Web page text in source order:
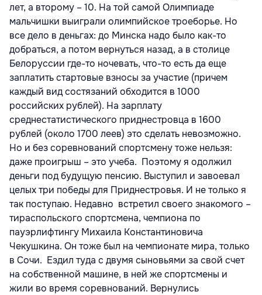
лет, а второму – 10. На той самой Олимпиаде
мальчишки выиграли олимпийское троеборье. Но
все дело в деньгах: до Минска надо было как-то
добраться, а потом вернуться назад, а в столице
Белоруссии где-то ночевать, что-то есть да еще
заплатить стартовые взносы за участие (причем
каждый вид состязаний обходится в 1000
российских рублей). На зарплату
среднестатистического приднестровца в 1600
рублей (около 1700 леев) это сделать невозможно.
Но и без соревнований спортсмену тоже нельзя:
даже проигрыш – это учеба. Поэтому я одолжил
деньги под будущую пенсию. Выступил и завоевал
целых три победы для Приднестровья. И не только я
так поступаю. Недавно встретил своего знакомого –
тираспольского спортсмена, чемпиона по
пауэрлифтингу Михаила Константиновича
Чекушкина. Он тоже был на чемпионате мира, только
в Сочи. Ездил туда с двумя сыновьями за свой счет
на собственной машине, в ней же спортсмены и
жили во время соревнований. Вернулись